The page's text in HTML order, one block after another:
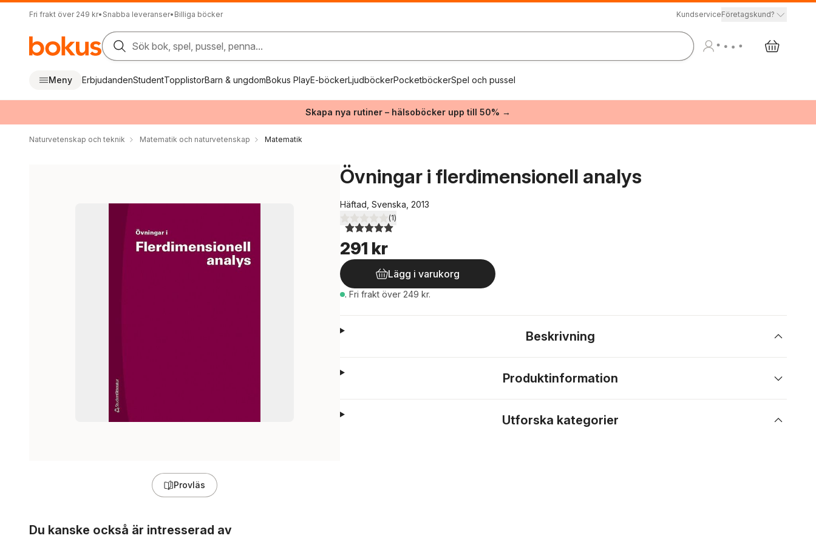
Fri frakt över 249 kr• Snabba leveranser• Billiga böcker KundserviceFöretagskund?
Sök bok, spel, pussel, penna...
Meny ErbjudandenStudentTopplistorBarn & ungdomBokus PlayE-böckerLjudböckerPocketböckerSpel och pussel
Skapa nya rutiner – hälsoböcker upp till 50% →
Naturvetenskap och teknik Matematik och naturvetenskap Matematik
Provläs
Övningar i flerdimensionell analys
Häftad, Svenska, 2013
5,0utav 5 stjärnor. Totalt antal röster:
(1)
291 kr
Lägg i varukorg
. Fri frakt över 249 kr.
Beskrivning
Produktinformation
Utforska kategorier
Du kanske också är intresserad av